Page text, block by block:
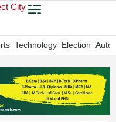
City
Technology Election Auto